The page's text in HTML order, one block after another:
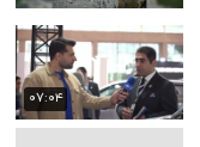
۰۷:۰۴